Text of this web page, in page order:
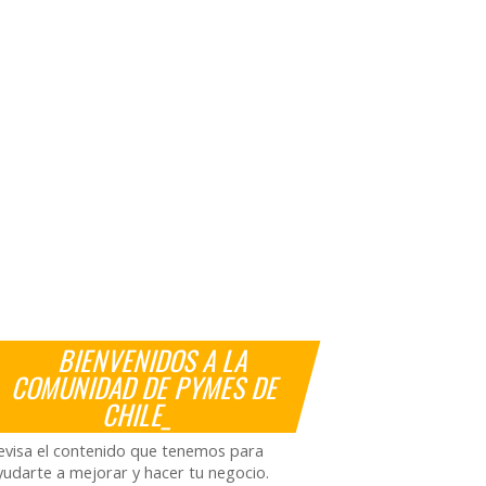
BIENVENIDOS A LA
COMUNIDAD DE PYMES DE
CHILE_
el contenido que tenemos para
a mejorar y hacer tu negocio.